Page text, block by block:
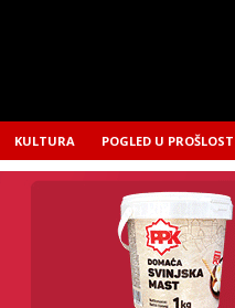
KULTURA POGLED U PROŠLOST